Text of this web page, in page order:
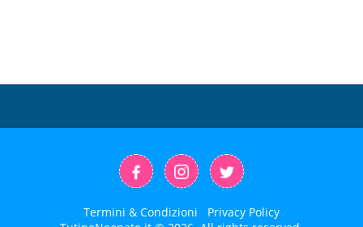
Termini & Condizioni
Privacy Policy